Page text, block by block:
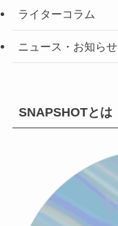
ライターコラム
ニュース・お知らせ
SNAPSHOTとは